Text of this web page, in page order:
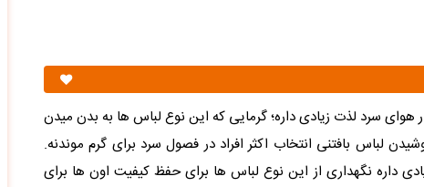
هوای سرد لذت زیادی داره؛ گرمایی که این نوع لباس ها به بدن میدن
لباس بافتنی انتخاب اکثر افراد در فصول سرد برای گرم موندنه.
داره نگهداری از این نوع لباس ها برای حفظ کیفیت اون ها برای